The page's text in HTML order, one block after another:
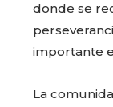
donde se
importante
La